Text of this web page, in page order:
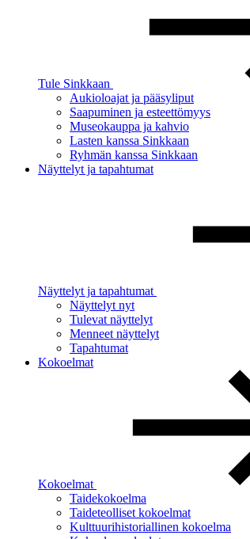
Tule Sinkkaan
Aukioloajat ja pääsyliput
Saapuminen ja esteettömyys
Museokauppa ja kahvio
Lasten kanssa Sinkkaan
Ryhmän kanssa Sinkkaan
Näyttelyt ja tapahtumat
Näyttelyt ja tapahtumat
Näyttelyt nyt
Tulevat näyttelyt
Menneet näyttelyt
Tapahtumat
Kokoelmat
Kokoelmat
Taidekokoelma
Taideteolliset kokoelmat
Kulttuurihistoriallinen kokoelma